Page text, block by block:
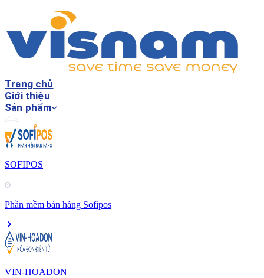
Trang chủ
Giới thiệu
Sản phẩm
SOFIPOS
Phần mềm bán hàng Sofipos
VIN-HOADON